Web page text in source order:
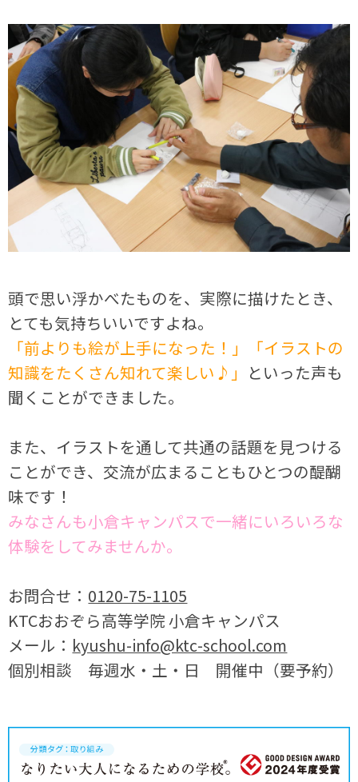
頭で思い浮かべたものを、実際に描けたとき、
とても気持ちいいですよね。
「前よりも絵が上手になった！」「イラストの
知識をたくさん知れて楽しい♪」 といった声も
聞くことができました。
また、イラストを通して共通の話題を見つける
ことができ、交流が広まることもひとつの醍醐
味です！
みなさんも小倉キャンパスで一緒にいろいろな
体験をしてみませんか。
お問合せ： 0120-75-1105
KTCおおぞら高等学院 小倉キャンパス
メール： kyushu-info@ktc-school.com
個別相談 毎週水・土・日 開催中（要予約）